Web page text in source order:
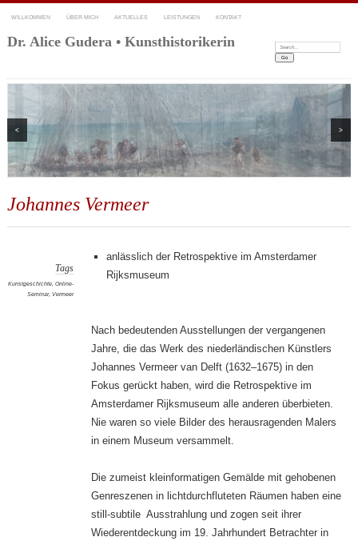
WILLKOMMEN ÜBER MICH AKTUELLES LEISTUNGEN KONTAKT
Dr. Alice Gudera • Kunsthistorikerin Search:
< >
Johannes Vermeer
Tags
Kunstgeschichte, Online-
Seminar, Vermeer
anlässlich der Retrospektive im Amsterdamer
Rijksmuseum
Nach bedeutenden Ausstellungen der vergangenen
Jahre, die das Werk des niederländischen Künstlers
Johannes Vermeer van Delft (1632–1675) in den
Fokus gerückt haben, wird die Retrospektive im
Amsterdamer Rijksmuseum alle anderen überbieten.
Nie waren so viele Bilder des herausragenden Malers
in einem Museum versammelt.
Die zumeist kleinformatigen Gemälde mit gehobenen
Genreszenen in lichtdurchfluteten Räumen haben eine
still-subtile Ausstrahlung und zogen seit ihrer
Wiederentdeckung im 19. Jahrhundert Betrachter in